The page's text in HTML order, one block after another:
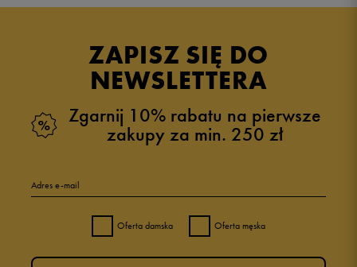
ZAPISZ SIĘ DO
NEWSLETTERA
Zgarnij 10% rabatu na pierwsze
zakupy za min. 250 zł
Adres e-mail
Oferta damska Oferta męska